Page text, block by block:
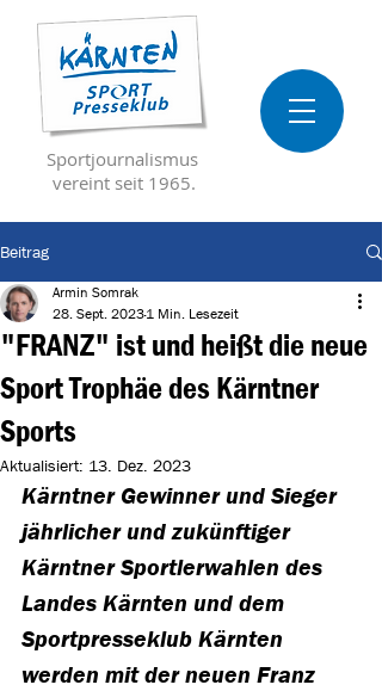
Sportjournalismus
vereint seit 1965.
Beitrag
"FRANZ" ist und heißt die neue
Sport Trophäe des Kärntner
Sports
Armin Somrak
28. Sept. 20231 Min. Lesezeit
Aktualisiert: 13. Dez. 2023
Kärntner Gewinner und Sieger
jährlicher und zukünftiger
Kärntner Sportlerwahlen des
Landes Kärnten und dem
Sportpresseklub Kärnten
werden mit der neuen Franz